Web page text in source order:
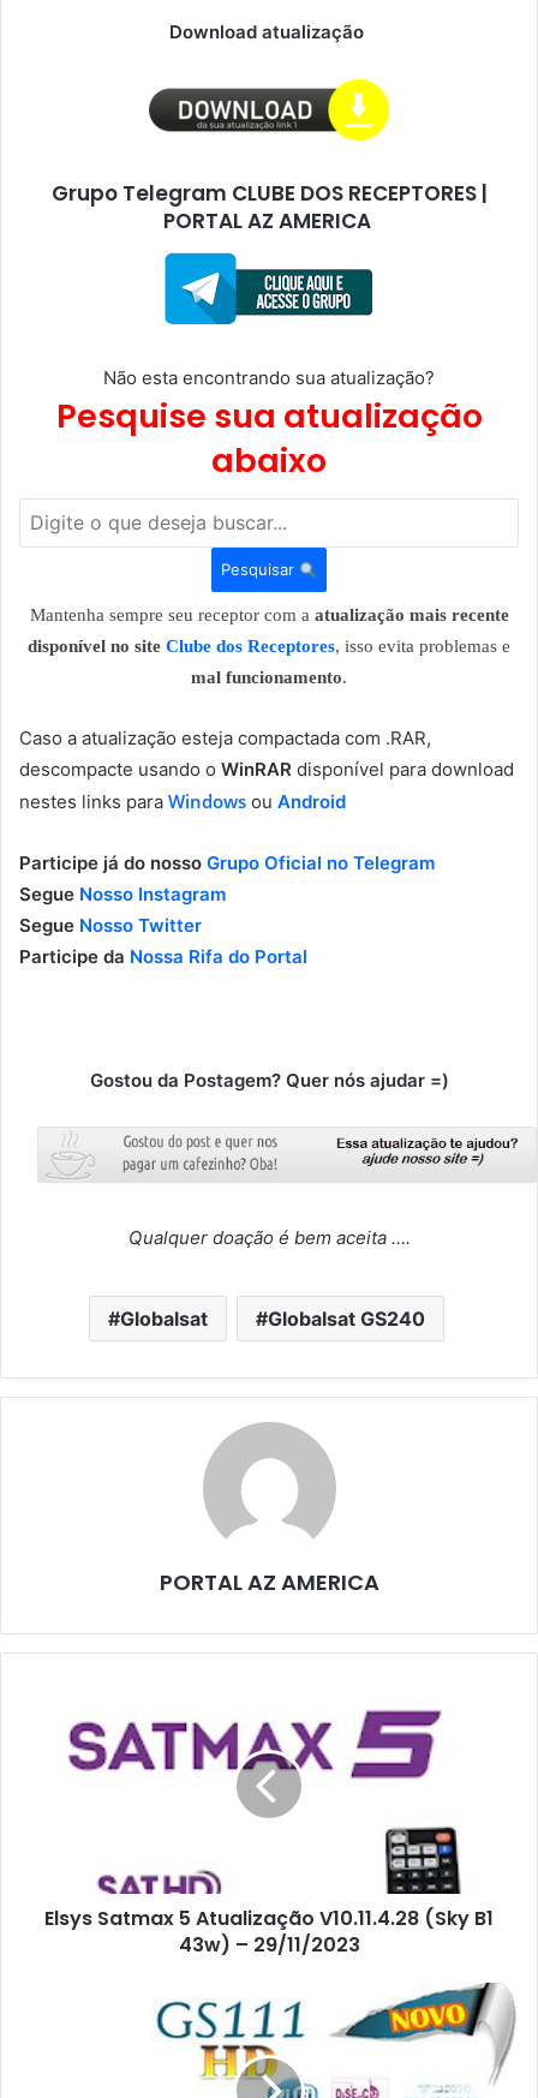
Download atualização
Grupo Telegram CLUBE DOS RECEPTORES |
PORTAL AZ AMERICA
Não esta encontrando sua atualização?
Pesquise sua atualização
abaixo
Pesquisar
Mantenha sempre seu receptor com a atualização mais recente
disponível no site Clube dos Receptores, isso evita problemas e
mal funcionamento.
Caso a atualização esteja compactada com .RAR,
descompacte usando o WinRAR disponível para download
nestes links para Windows ou Android
Participe já do nosso Grupo Oficial no Telegram
Segue Nosso Instagram
Segue Nosso Twitter
Participe da Nossa Rifa do Portal
Gostou da Postagem? Quer nós ajudar =)
Qualquer doação é bem aceita ….
Globalsat Globalsat GS240
PORTAL AZ AMERICA
Elsys Satmax 5 Atualização V10.11.4.28 (Sky B1
43w) – 29/11/2023